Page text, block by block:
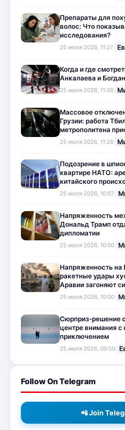
Препараты для
волос: Что
исследования?
25 июля 2026, 11:27
Когда и где
Анкалаева и
25 июля 2026, 11:26
Массовое
Грузии: работа
метрополитена
25 июля 2026, 11:26
Подозрение в
квартире НАТО:
китайского
25 июля 2026, 10:07
Напряженность
Дональд Трамп
дипломатии
25 июля 2026, 10:00
Напряженность на
ракетные удары
Аравии загоняют
25 июля 2026, 10:00
Сюрприз-решение
центре внимания
приключением
25 июля 2026, 09:59
Follow On Telegram
📲 Join